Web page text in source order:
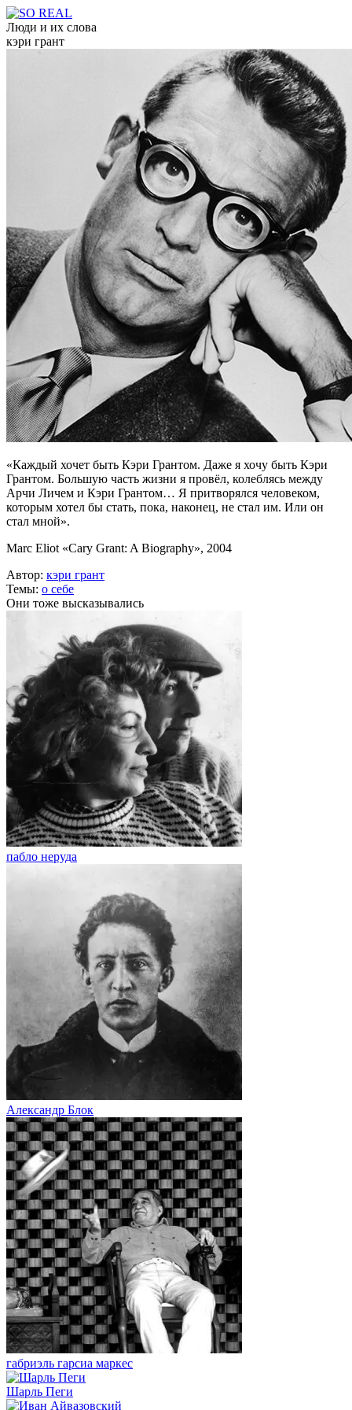
Люди и их слова
кэри грант
«Каждый хочет быть Кэри Грантом. Даже я хочу быть Кэри
Грантом. Большую часть жизни я провёл, колеблясь между
Арчи Личем и Кэри Грантом… Я притворялся человеком,
которым хотел бы стать, пока, наконец, не стал им. Или он
стал мной».
Marc Eliot «Cary Grant: A Biography», 2004
Автор: кэри грант
Темы: о себе
Они тоже высказывались
пабло неруда
Александр Блок
габриэль гарсиа маркес
Шарль Пеги